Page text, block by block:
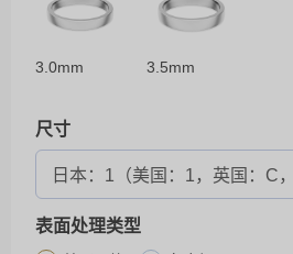
3.0mm 3.5mm
尺寸
表面处理类型